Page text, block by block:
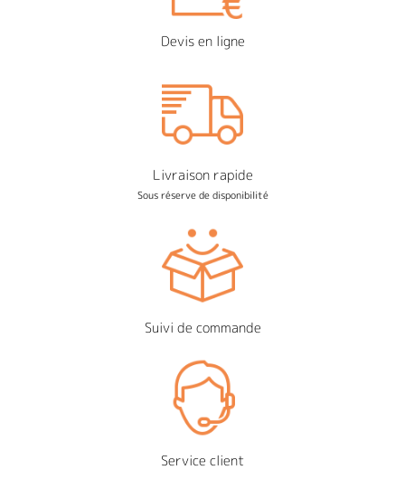
Devis en ligne
Livraison rapide
Sous réserve de disponibilité
Suivi de commande
Service client